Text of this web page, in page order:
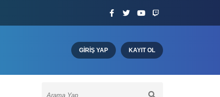
GIRIŞ YAP KAYIT OL